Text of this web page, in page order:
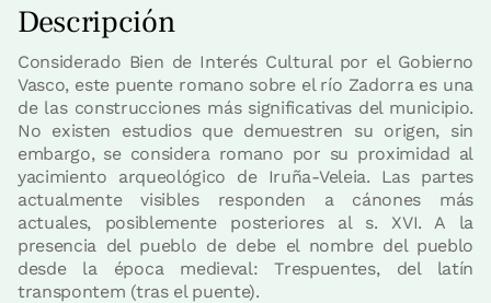
Descripción
Considerado Bien de Interés Cultural por el Gobierno
Vasco, este puente romano sobre el río Zadorra es una
de las construcciones más significativas del municipio.
No existen estudios que demuestren su origen, sin
embargo, se considera romano por su proximidad al
yacimiento arqueológico de Iruña-Veleia. Las partes
actualmente visibles responden a cánones más
actuales, posiblemente posteriores al s. XVI. A la
presencia del pueblo de debe el nombre del pueblo
desde la época medieval: Trespuentes, del latín
transpontem (tras el puente).